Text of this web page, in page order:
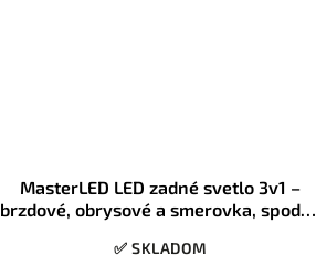
MasterLED LED zadné svetlo 3v1 –
brzdové, obrysové a smerovka, spodné
✅ SKLADOM